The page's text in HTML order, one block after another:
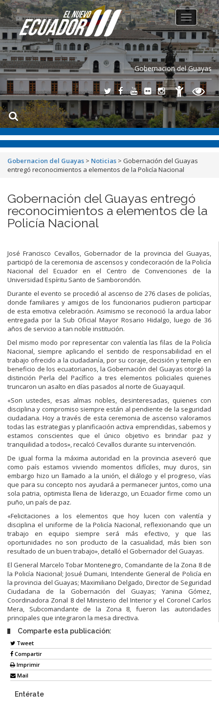
Gobernacion del Guayas
Toggle
navigation
Gobernacion del Guayas > Noticias > Gobernación del Guayas
entregó reconocimientos a elementos de la Policía Nacional
Gobernación del Guayas entregó
reconocimientos a elementos de la
Policía Nacional
José Francisco Cevallos, Gobernador de la provincia del Guayas,
participó de la ceremonia de ascensos y condecoración de la Policía
Nacional del Ecuador en el Centro de Convenciones de la
Universidad Espíritu Santo de Samborondón.
Durante el evento se procedió al ascenso de 276 clases de policías,
donde familiares y amigos de los funcionarios pudieron participar
de esta emotiva celebración. Asimismo se reconoció la ardua labor
entregada por la Sub Oficial Mayor Rosario Hidalgo, luego de 36
años de servicio a tan noble institución.
Del mismo modo por representar con valentía las filas de la Policía
Nacional, siempre aplicando el sentido de responsabilidad en el
trabajo ofrecido a la ciudadanía, por su coraje, decisión y temple en
beneficio de los ecuatorianos, la Gobernación del Guayas otorgó la
distinción Perla del Pacífico a tres elementos policiales quienes
truncaron un asalto en días pasados al norte de Guayaquil.
«Son ustedes, esas almas nobles, desinteresadas, quienes con
disciplina y compromiso siempre están al pendiente de la seguridad
ciudadana. Hoy a través de esta ceremonia de ascenso valoramos
todas las estrategias y planificación activa emprendidas, sabemos y
estamos conscientes que el único objetivo es brindar paz y
tranquilidad a todos», recalcó Cevallos durante su intervención.
De igual forma la máxima autoridad en la provincia aseveró que
como país estamos viviendo momentos difíciles, muy duros, sin
embargo hizo un llamado a la unión, el diálogo y el progreso, vías
que para su concepto nos ayudará a permanecer juntos, como una
sola patria, optimista llena de liderazgo, un Ecuador firme como un
puño, un país de paz.
«Felicitaciones a los elementos que hoy lucen con valentía y
disciplina el uniforme de la Policía Nacional, reflexionando que un
trabajo en equipo siempre será más efectivo, y que las
oportunidades no son producto de la casualidad, más bien son
resultado de un buen trabajo», detalló el Gobernador del Guayas.
El General Marcelo Tobar Montenegro, Comandante de la Zona 8 de
la Policía Nacional; Josué Dumani, Intendente General de Policía en
la provincia del Guayas; Maximiliano Delgado, Director de Seguridad
Ciudadana de la Gobernación del Guayas; Yanina Gómez,
Coordinadora Zonal 8 del Ministerio del Interior y el Coronel Carlos
Mera, Subcomandante de la Zona 8, fueron las autoridades
principales que integraron la mesa directiva.
Comparte esta publicación:
Tweet
Compartir
Imprimir
Mail
Entérate